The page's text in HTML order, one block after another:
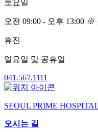
토요일
오전 09:00 - 오후 13:00 ※
휴진
일요일 및 공휴일
041.567.1111
SEOUL PRIME
오시는 길